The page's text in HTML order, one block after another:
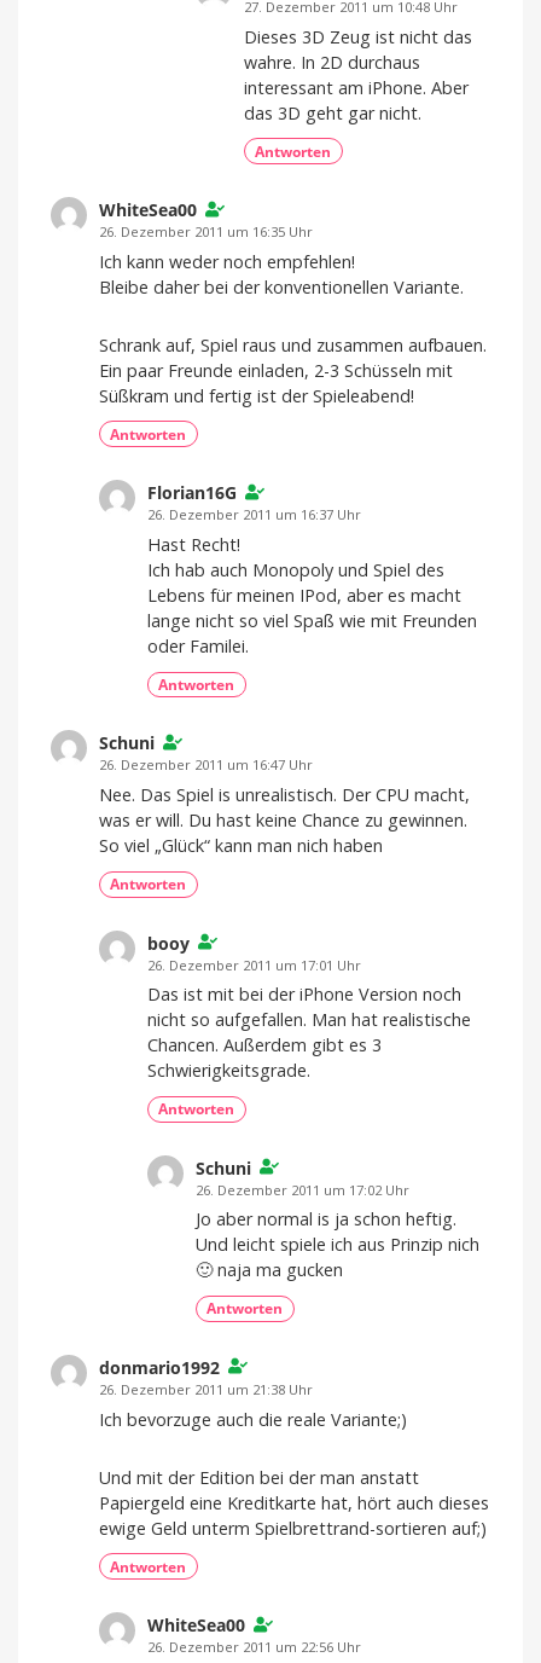
27. Dezember 2011 um 10:48 Uhr
Dieses 3D Zeug ist nicht das
wahre. In 2D durchaus
interessant am iPhone. Aber
das 3D geht gar nicht.
Antworten
WhiteSea00
26. Dezember 2011 um 16:35 Uhr
Ich kann weder noch empfehlen!
Bleibe daher bei der konventionellen Variante.
Schrank auf, Spiel raus und zusammen aufbauen.
Ein paar Freunde einladen, 2-3 Schüsseln mit
Süßkram und fertig ist der Spieleabend!
Antworten
Florian16G
26. Dezember 2011 um 16:37 Uhr
Hast Recht!
Ich hab auch Monopoly und Spiel des
Lebens für meinen IPod, aber es macht
lange nicht so viel Spaß wie mit Freunden
oder Familei.
Antworten
Schuni
26. Dezember 2011 um 16:47 Uhr
Nee. Das Spiel is unrealistisch. Der CPU macht,
was er will. Du hast keine Chance zu gewinnen.
So viel „Glück“ kann man nich haben
Antworten
booy
26. Dezember 2011 um 17:01 Uhr
Das ist mit bei der iPhone Version noch
nicht so aufgefallen. Man hat realistische
Chancen. Außerdem gibt es 3
Schwierigkeitsgrade.
Antworten
Schuni
26. Dezember 2011 um 17:02 Uhr
Jo aber normal is ja schon heftig.
Und leicht spiele ich aus Prinzip nich
🙂 naja ma gucken
Antworten
donmario1992
26. Dezember 2011 um 21:38 Uhr
Ich bevorzuge auch die reale Variante;)
Und mit der Edition bei der man anstatt
Papiergeld eine Kreditkarte hat, hört auch dieses
ewige Geld unterm Spielbrettrand-sortieren auf;)
Antworten
WhiteSea00
26. Dezember 2011 um 22:56 Uhr